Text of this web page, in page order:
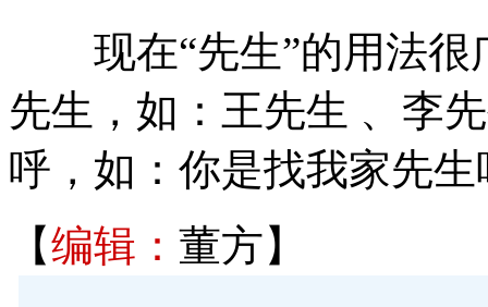
现在“先生”的用法很
先生，如：王先生 、李
呼，如：你是找我家先
【编辑： 董方】